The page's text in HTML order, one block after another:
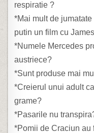
respiratie ?
*Mai mult de
putin un film cu
*Numele Mercedes
austriece?
*Sunt produse mai
*Creierul unui adult
grame?
*Pasarile nu
*Pomii de Craciun au